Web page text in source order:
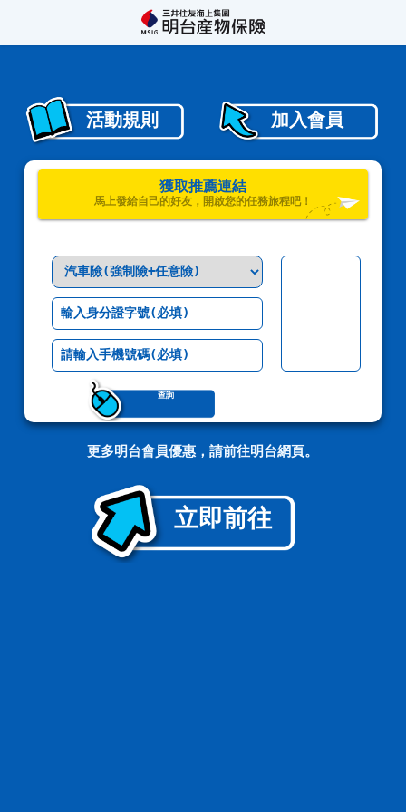
活動規則 加入會員
獲取推薦連結
馬上發給自己的好友，開啟您的任務旅程吧！
查詢
更多明台會員優惠，請前往明台網頁。
立即前往